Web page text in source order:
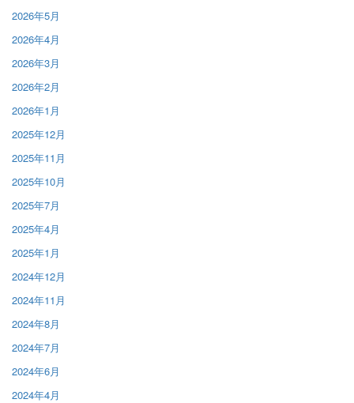
2026年5月
2026年4月
2026年3月
2026年2月
2026年1月
2025年12月
2025年11月
2025年10月
2025年7月
2025年4月
2025年1月
2024年12月
2024年11月
2024年8月
2024年7月
2024年6月
2024年4月